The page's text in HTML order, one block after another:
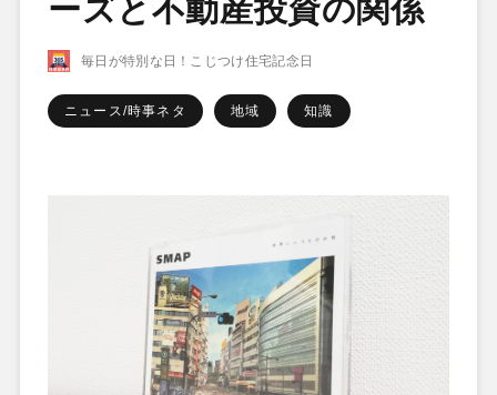
ーズと不動産投資の関係
毎日が特別な日！こじつけ住宅記念日
ニュース/時事ネタ 地域 知識